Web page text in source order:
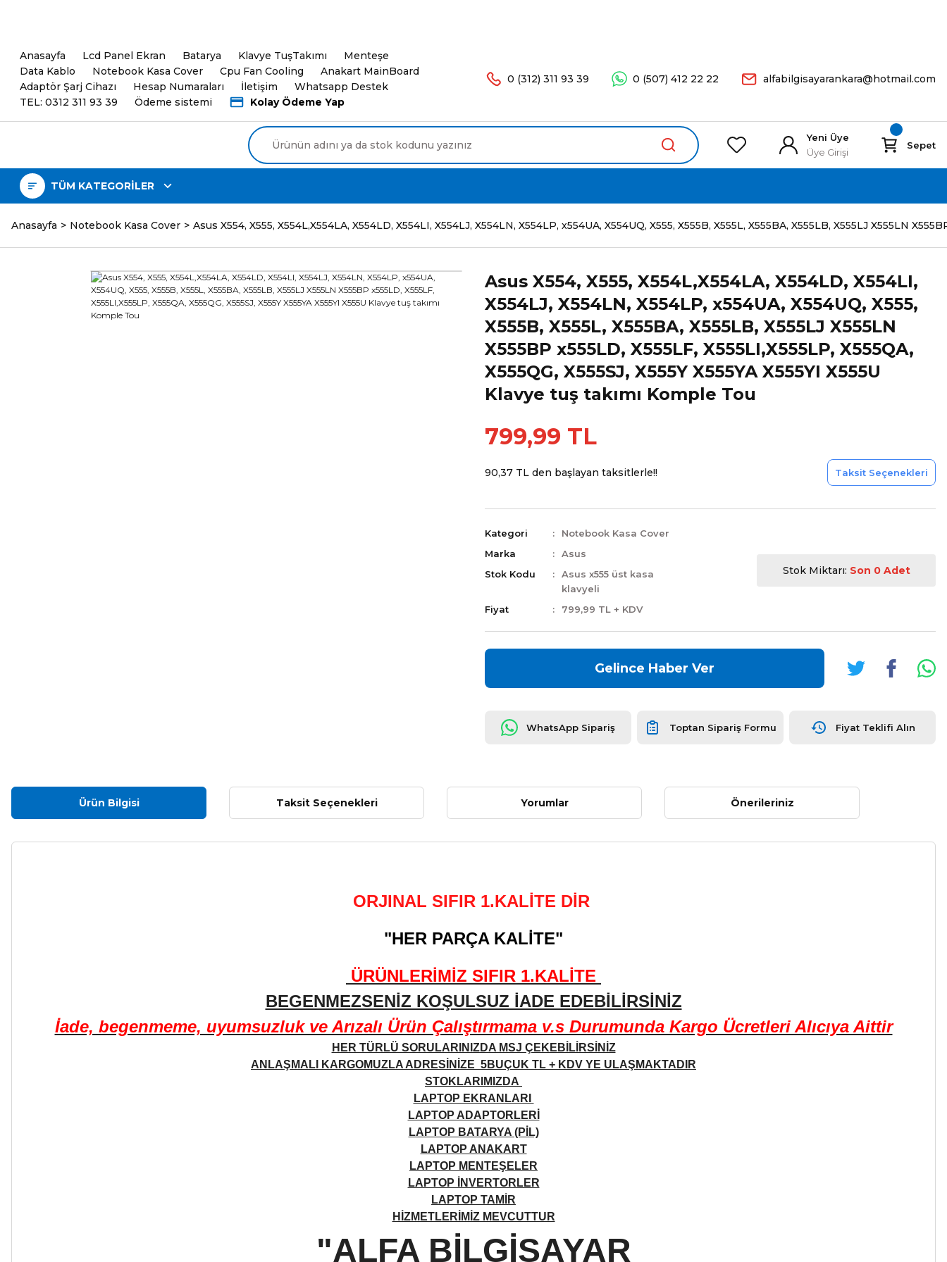
Anasayfa Lcd Panel Ekran Batarya Klavye TuşTakımı
Menteşe
Data Kablo
Notebook Kasa Cover Cpu Fan Cooling
Anakart MainBoard
Adaptör Şarj Cihazı
Hesap Numaraları İletişim
Whatsapp Destek
TEL: 0312 311 93 39
Ödeme sistemi Kolay Ödeme Yap
0 (312) 311 93 39 0 (507) 412 22 22 alfabilgisayarankara@hotmail.com
Yeni Üye
Üye Girişi
Sepet
TÜM KATEGORİLER
Anasayfa Notebook Kasa Cover Asus X554, X555, X554L,X554LA, X554LD, X554LI, X554LJ, X554LN, X554LP, x554UA, X554UQ, X555, X555B, X555L, X555BA, X555LB, X555LJ X555LN
Asus X554, X555, X554L,X554LA, X554LD, X554LI,
X554LJ, X554LN, X554LP, x554UA, X554UQ, X555,
X555B, X555L, X555BA, X555LB, X555LJ X555LN
X555BP x555LD, X555LF, X555LI,X555LP, X555QA,
X555QG, X555SJ, X555Y X555YA X555YI X555U
Klavye tuş takımı Komple Tou
799,99 TL
90,37 TL den başlayan taksitlerle!! Taksit Seçenekleri
Kategori
Notebook Kasa Cover
Marka
Asus
Stok Kodu
Asus x555 üst kasa
klavyeli
Fiyat
799,99 TL + KDV
Stok Miktarı: Son 0 Adet
Gelince Haber Ver
WhatsApp Sipariş Toptan Sipariş Formu Fiyat Teklifi Alın
Ürün Bilgisi Taksit Seçenekleri Yorumlar Önerileriniz
ORJINAL SIFIR 1.KALİTE DİR
"HER PARÇA KALİTE"
ÜRÜNLERİMİZ SIFIR 1.KALİTE
BEGENMEZSENİZ KOŞULSUZ İADE EDEBİLİRSİNİZ
İade, begenmeme, uyumsuzluk ve Arızalı Ürün Çalıştırmama v.s Durumunda Kargo Ücretleri Alıcıya Aittir
HER TÜRLÜ SORULARINIZDA MSJ ÇEKEBİLİRSİNİZ
ANLAŞMALI KARGOMUZLA ADRESİNİZE 5BUÇUK TL + KDV YE ULAŞMAKTADIR
STOKLARIMIZDA
LAPTOP EKRANLARI
LAPTOP ADAPTORLERİ
LAPTOP BATARYA (PİL)
LAPTOP ANAKART
LAPTOP MENTEŞELER
LAPTOP İNVERTORLER
LAPTOP TAMİR
HİZMETLERİMİZ MEVCUTTUR
"ALFA BİLGİSAYAR